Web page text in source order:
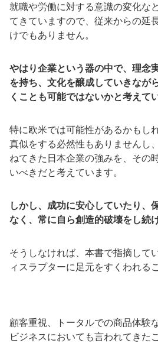
就職や労働に対する意識の変化な
てきていますので、従来からの延
けでもありません。
やはり企業という器の中で、理念
を持ち、文化を醸成していきなが
くことも可能ではないかと考えて
特に欧米では可能性があるかもし
真似をする必然性もありませんし
ねてきた日本企業の強みを、その
いべきだと考えています。
しかし、成功に安心していたり、
なく、常に自ら創造的破壊をし続
そうしなければ、本書で指摘して
ィスラプターに足元をすくわれる
顧客重視、トータルでの商品体験
ビジネスにおいても言われてきた